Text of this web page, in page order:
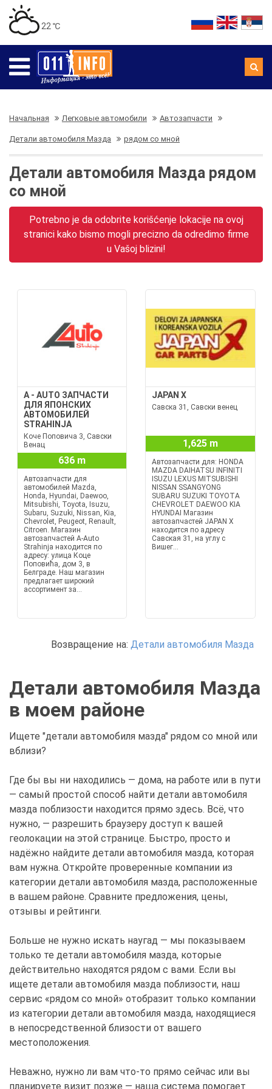
22 ℃
Начальная Легковые автомобили Автозапчасти
Детали автомобиля Мазда рядом со мной
Детали автомобиля Мазда рядом
со мной
Potrebno je da odobrite korišćenje lokacije na ovoj
stranici kako bismo mogli precizno da odredimo firme
u Vašoj blizini!
A - AUTO ЗАПЧАСТИ
ДЛЯ ЯПОНСКИХ
АВТОМОБИЛЕЙ
STRAHINJA
Коче Поповича 3, Савски
Венац
636 m
Автозапчасти для
автомобилей Mazda,
Honda, Hyundai, Daewoo,
Mitsubishi, Toyota, Isuzu,
Subaru, Suzuki, Nissan, Kia,
Chevrolet, Peugeot, Renault,
Citroen. Магазин
автозапчастей A-Auto
Strahinja находится по
адресу: улица Коце
Поповића, дом 3, в
Белграде. Наш магазин
предлагает широкий
ассортимент за...
JAPAN X
Савска 31, Савски венец
1,625 m
Автозапчасти для: HONDA
MAZDA DAIHATSU INFINITI
ISUZU LEXUS MITSUBISHI
NISSAN SSANGYONG
SUBARU SUZUKI TOYOTA
CHEVROLET DAEWOO KIA
HYUNDAI Магазин
автозапчастей JAPAN X
находится по адресу
Савская 31, на углу с
Вишег...
Возвращение на: Детали автомобиля Мазда
Детали автомобиля Мазда
в моем районе
Ищете "детали автомобиля мазда" рядом со мной или
вблизи?
Где бы вы ни находились — дома, на работе или в пути
— самый простой способ найти детали автомобиля
мазда поблизости находится прямо здесь. Всё, что
нужно, — разрешить браузеру доступ к вашей
геолокации на этой странице. Быстро, просто и
надёжно найдите детали автомобиля мазда, которая
вам нужна. Откройте проверенные компании из
категории детали автомобиля мазда, расположенные
в вашем районе. Сравните предложения, цены,
отзывы и рейтинги.
Больше не нужно искать наугад — мы показываем
только те детали автомобиля мазда, которые
действительно находятся рядом с вами. Если вы
ищете детали автомобиля мазда поблизости, наш
сервис «рядом со мной» отобразит только компании
из категории детали автомобиля мазда, находящиеся
в непосредственной близости от вашего
местоположения.
Неважно, нужно ли вам что-то прямо сейчас или вы
планируете визит позже — наша система помогает